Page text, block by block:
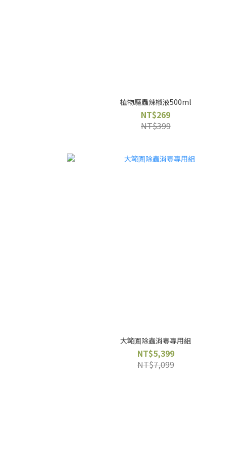
植物驅蟲辣椒液500ml
NT$269
NT$399
大範圍除蟲消毒專用組
NT$5,399
NT$7,099